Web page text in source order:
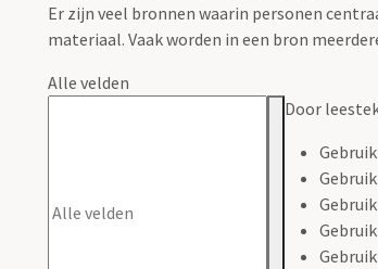
Er zijn veel bronnen waarin personen
materiaal. Vaak worden in een bron
Alle velden
Door